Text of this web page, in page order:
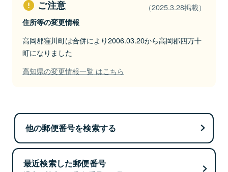
ご注意 （2025.3.28掲載）
住所等の変更情報
高岡郡窪川町は合併により2006.03.20から高岡郡四万十
町になりました
高知県の変更情報一覧 はこちら
他の郵便番号を検索する
最近検索した郵便番号